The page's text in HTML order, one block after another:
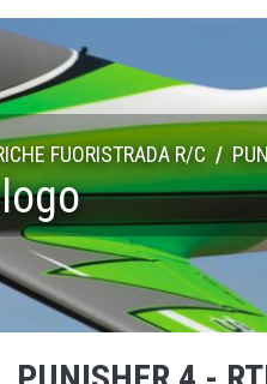
FUORISTRADA R/C